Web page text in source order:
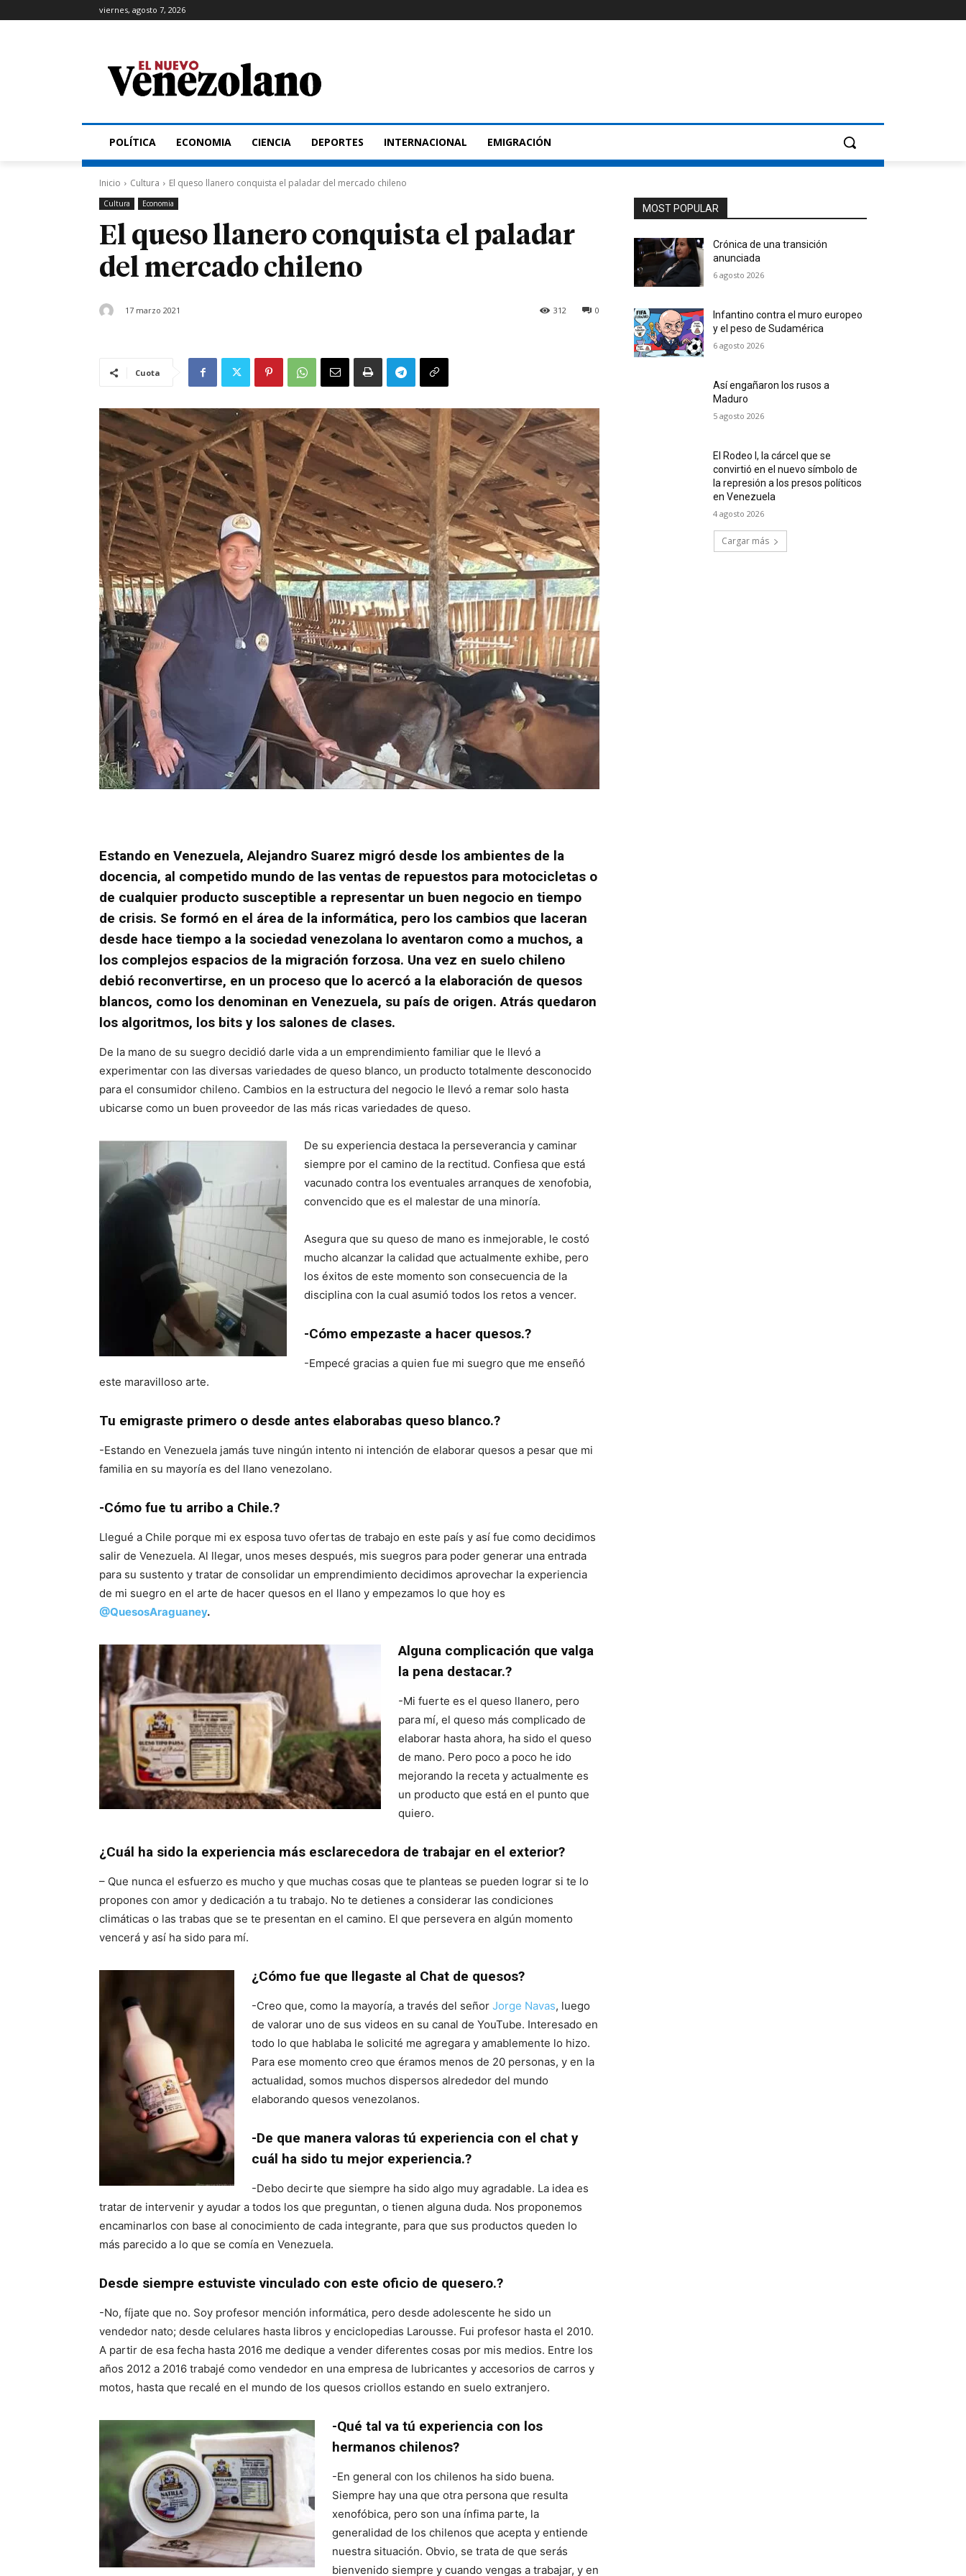
viernes, agosto 7, 2026
POLÍTICA ECONOMIA CIENCIA DEPORTES INTERNACIONAL EMIGRACIÓN
Inicio Cultura El queso llanero conquista el paladar del mercado chileno
Cultura Economia
El queso llanero conquista el paladar
del mercado chileno
17 marzo 2021 0
312
Cuota
Estando en Venezuela, Alejandro Suarez migró desde los ambientes de la
docencia, al competido mundo de las ventas de repuestos para motocicletas o
de cualquier producto susceptible a representar un buen negocio en tiempo
de crisis. Se formó en el área de la informática, pero los cambios que laceran
desde hace tiempo a la sociedad venezolana lo aventaron como a muchos, a
los complejos espacios de la migración forzosa. Una vez en suelo chileno
debió reconvertirse, en un proceso que lo acercó a la elaboración de quesos
blancos, como los denominan en Venezuela, su país de origen. Atrás quedaron
los algoritmos, los bits y los salones de clases.
De la mano de su suegro decidió darle vida a un emprendimiento familiar que le llevó a
experimentar con las diversas variedades de queso blanco, un producto totalmente desconocido
para el consumidor chileno. Cambios en la estructura del negocio le llevó a remar solo hasta
ubicarse como un buen proveedor de las más ricas variedades de queso.
De su experiencia destaca la perseverancia y caminar
siempre por el camino de la rectitud. Confiesa que está
vacunado contra los eventuales arranques de xenofobia,
convencido que es el malestar de una minoría.
Asegura que su queso de mano es inmejorable, le costó
mucho alcanzar la calidad que actualmente exhibe, pero
los éxitos de este momento son consecuencia de la
disciplina con la cual asumió todos los retos a vencer.
-Cómo empezaste a hacer quesos.?
-Empecé gracias a quien fue mi suegro que me enseñó
este maravilloso arte.
Tu emigraste primero o desde antes elaborabas queso blanco.?
-Estando en Venezuela jamás tuve ningún intento ni intención de elaborar quesos a pesar que mi
familia en su mayoría es del llano venezolano.
-Cómo fue tu arribo a Chile.?
Llegué a Chile porque mi ex esposa tuvo ofertas de trabajo en este país y así fue como decidimos
salir de Venezuela. Al llegar, unos meses después, mis suegros para poder generar una entrada
para su sustento y tratar de consolidar un emprendimiento decidimos aprovechar la experiencia
de mi suegro en el arte de hacer quesos en el llano y empezamos lo que hoy es
@QuesosAraguaney.
Alguna complicación que valga
la pena destacar.?
-Mi fuerte es el queso llanero, pero
para mí, el queso más complicado de
elaborar hasta ahora, ha sido el queso
de mano. Pero poco a poco he ido
mejorando la receta y actualmente es
un producto que está en el punto que
quiero.
¿Cuál ha sido la experiencia más esclarecedora de trabajar en el exterior?
– Que nunca el esfuerzo es mucho y que muchas cosas que te planteas se pueden lograr si te lo
propones con amor y dedicación a tu trabajo. No te detienes a considerar las condiciones
climáticas o las trabas que se te presentan en el camino. El que persevera en algún momento
vencerá y así ha sido para mí.
¿Cómo fue que llegaste al Chat de quesos?
-Creo que, como la mayoría, a través del señor Jorge Navas, luego
de valorar uno de sus videos en su canal de YouTube. Interesado en
todo lo que hablaba le solicité me agregara y amablemente lo hizo.
Para ese momento creo que éramos menos de 20 personas, y en la
actualidad, somos muchos dispersos alrededor del mundo
elaborando quesos venezolanos.
-De que manera valoras tú experiencia con el chat y
cuál ha sido tu mejor experiencia.?
-Debo decirte que siempre ha sido algo muy agradable. La idea es
tratar de intervenir y ayudar a todos los que preguntan, o tienen alguna duda. Nos proponemos
encaminarlos con base al conocimiento de cada integrante, para que sus productos queden lo
más parecido a lo que se comía en Venezuela.
Desde siempre estuviste vinculado con este oficio de quesero.?
-No, fíjate que no. Soy profesor mención informática, pero desde adolescente he sido un
vendedor nato; desde celulares hasta libros y enciclopedias Larousse. Fui profesor hasta el 2010.
A partir de esa fecha hasta 2016 me dedique a vender diferentes cosas por mis medios. Entre los
años 2012 a 2016 trabajé como vendedor en una empresa de lubricantes y accesorios de carros y
motos, hasta que recalé en el mundo de los quesos criollos estando en suelo extranjero.
-Qué tal va tú experiencia con los
hermanos chilenos?
-En general con los chilenos ha sido buena.
Siempre hay una que otra persona que resulta
xenofóbica, pero son una ínfima parte, la
generalidad de los chilenos que acepta y entiende
nuestra situación. Obvio, se trata de que serás
bienvenido siempre y cuando vengas a trabajar, y en
MOST POPULAR
Crónica de una transición
anunciada
6 agosto 2026
Infantino contra el muro europeo
y el peso de Sudamérica
6 agosto 2026
Así engañaron los rusos a
Maduro
5 agosto 2026
El Rodeo I, la cárcel que se
convirtió en el nuevo símbolo de
la represión a los presos políticos
en Venezuela
4 agosto 2026
Cargar más